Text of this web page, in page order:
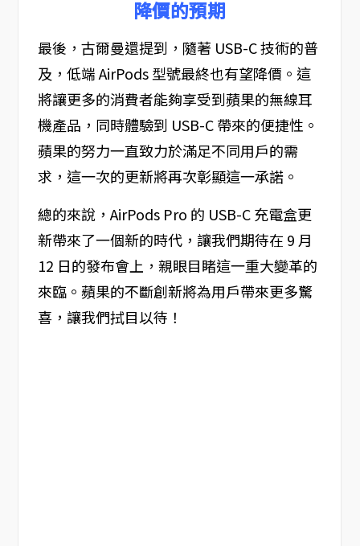
降價的預期
最後，古爾曼還提到，隨著 USB-C 技術的普
及，低端 AirPods 型號最終也有望降價。這
將讓更多的消費者能夠享受到蘋果的無線耳
機產品，同時體驗到 USB-C 帶來的便捷性。
蘋果的努力一直致力於滿足不同用戶的需
求，這一次的更新將再次彰顯這一承諾。
總的來說，AirPods Pro 的 USB-C 充電盒更
新帶來了一個新的時代，讓我們期待在 9 月
12 日的發布會上，親眼目睹這一重大變革的
來臨。蘋果的不斷創新將為用戶帶來更多驚
喜，讓我們拭目以待！